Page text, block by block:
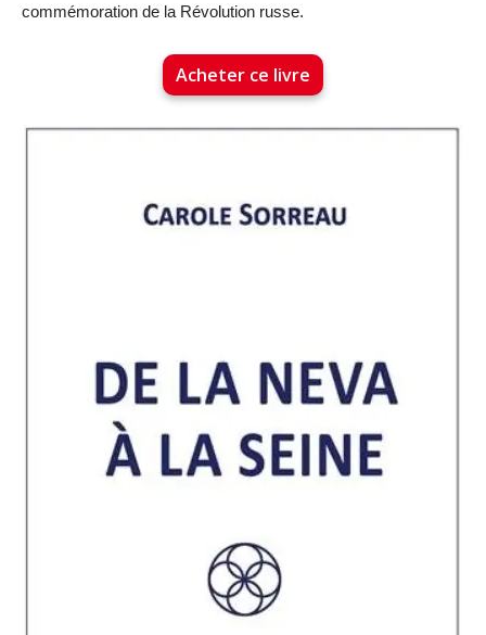
commémoration de la Révolution russe.
Acheter ce livre